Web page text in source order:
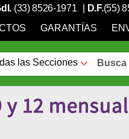
(33) 8526-1971 D.F.(55)
GARANTÍAS